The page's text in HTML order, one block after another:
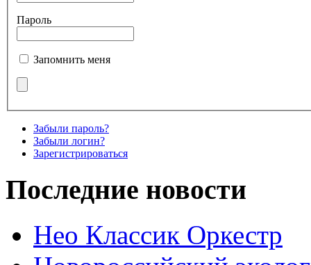
Пароль
Запомнить меня
Забыли пароль?
Забыли логин?
Зарегистрироваться
Последние новости
Нео Классик Оркестр